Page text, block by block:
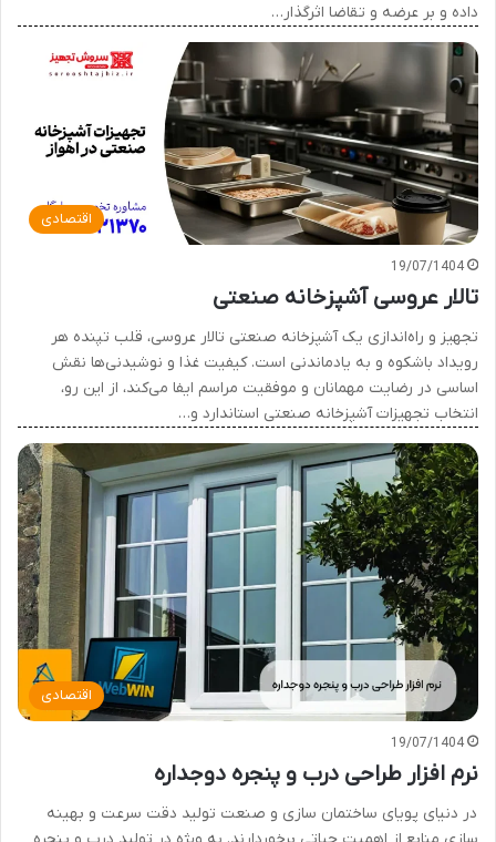
داده و بر عرضه و تقاضا اثرگذار…
اقتصادی
19/07/1404
تالار عروسی آشپزخانه صنعتی
تجهیز و راه‌اندازی یک آشپزخانه صنعتی تالار عروسی، قلب تپنده هر
رویداد باشکوه و به یادماندنی است. کیفیت غذا و نوشیدنی‌ها نقش
اساسی در رضایت مهمانان و موفقیت مراسم ایفا می‌کند، از این رو،
انتخاب تجهیزات آشپزخانه صنعتی استاندارد و…
اقتصادی
19/07/1404
نرم افزار طراحی درب و پنجره دوجداره
در دنیای پویای ساختمان سازی و صنعت تولید دقت سرعت و بهینه